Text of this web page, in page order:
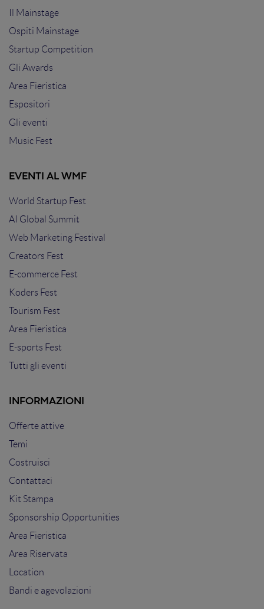
Il Mainstage
Ospiti Mainstage
Startup Competition
Gli Awards
Area Fieristica
Espositori
Gli eventi
Music Fest
EVENTI AL WMF
World Startup Fest
AI Global Summit
Web Marketing Festival
Creators Fest
E-commerce Fest
Koders Fest
Tourism Fest
Area Fieristica
E-sports Fest
Tutti gli eventi
INFORMAZIONI
Offerte attive
Temi
Costruisci
Contattaci
Kit Stampa
Sponsorship Opportunities
Area Fieristica
Area Riservata
Location
Bandi e agevolazioni